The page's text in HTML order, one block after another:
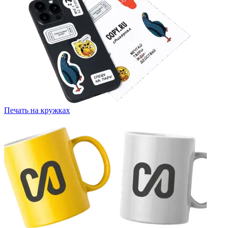
Печать на кружках